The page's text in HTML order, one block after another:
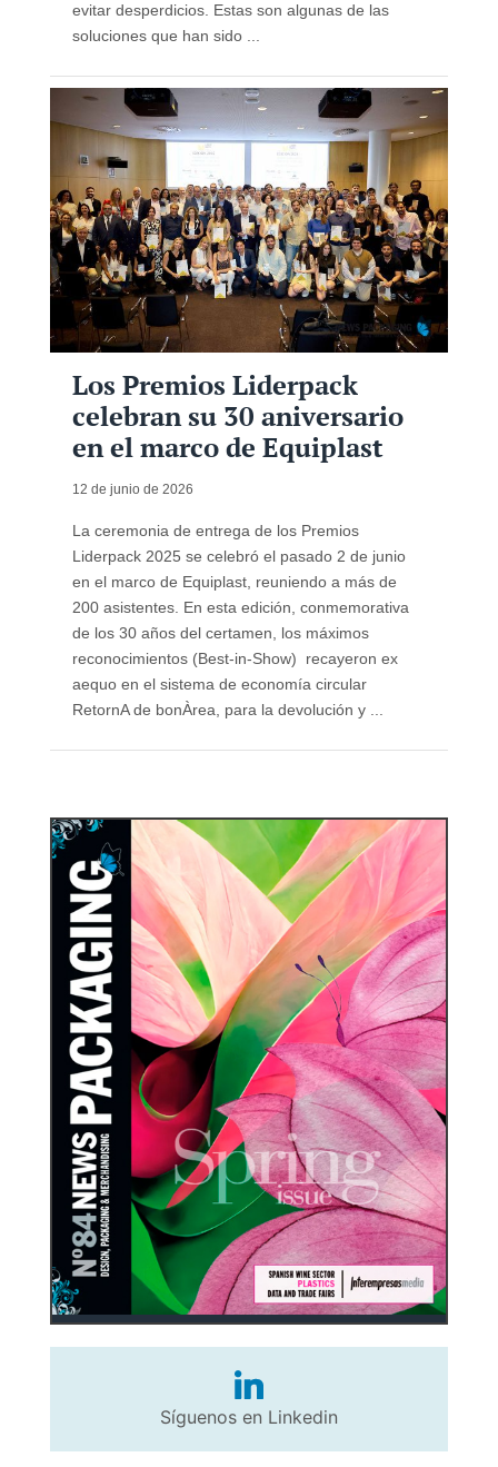
evitar desperdicios. Estas son algunas de las
soluciones que han sido ...
Los Premios Liderpack
celebran su 30 aniversario
en el marco de Equiplast
12 de junio de 2026
La ceremonia de entrega de los Premios
Liderpack 2025 se celebró el pasado 2 de junio
en el marco de Equiplast, reuniendo a más de
200 asistentes. En esta edición, conmemorativa
de los 30 años del certamen, los máximos
reconocimientos (Best-in-Show) recayeron ex
aequo en el sistema de economía circular
RetornA de bonÀrea, para la devolución y ...
Síguenos en Linkedin